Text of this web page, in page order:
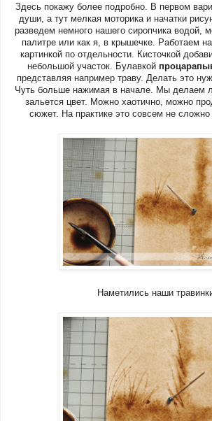
Здесь покажу более подробно. В первом
души, а тут мелкая моторика и начатки
разведем немного нашего сиропчика водой,
палитре или как я, в крышечке. Работаем
картинкой по отдельности. Кисточкой
небольшой участок. Булавкой
представляя например траву. Делать это
Чуть больше нажимая в начале. Мы делаем
зальется цвет. Можно хаотично, можно
сюжет. На практике это совсем не сложно
Наметились наши